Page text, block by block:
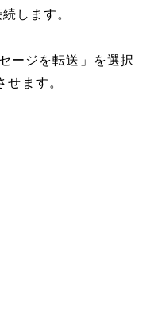
します。
ージを転送」を選択
せます。